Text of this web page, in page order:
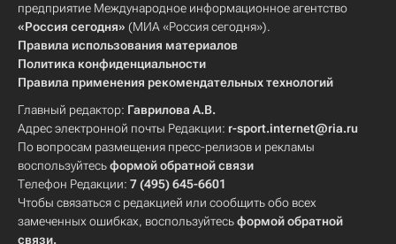
предприятие Международное информационное агентство
«Россия сегодня» (МИА «Россия сегодня»).
Правила использования материалов
Политика конфиденциальности
Правила применения рекомендательных технологий
Главный редактор: Гаврилова А.В.
Адрес электронной почты Редакции: r-sport.internet@ria.ru
По вопросам размещения пресс-релизов и рекламы
воспользуйтесьформой обратной связи
Телефон Редакции: 7 (495) 645-6601
Чтобы связаться с редакцией или сообщить обо всех
замеченных ошибках, воспользуйтесьформой обратной
связи.